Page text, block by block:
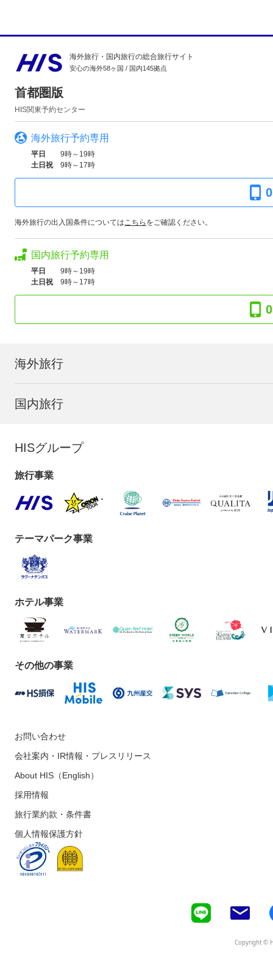
海外旅行・国内旅行の総合旅行サイト
安心の海外58ヶ国 / 国内145拠点
首都圏版
HIS関東予約センター
海外旅行予約専用
平日
9時～19時
土日祝
9時～17時
海外旅行の出入国条件についてはこちら をご確認ください。
国内旅行予約専用
平日
9時～19時
土日祝
9時～17時
海外旅行
国内旅行
HISグループ
旅行事業
テーマパーク事業
ホテル事業
その他の事業
お問い合わせ
会社案内・IR情報・プレスリリース
About HIS（English）
採用情報
旅行業約款・条件書
個人情報保護方針
Copyright ©